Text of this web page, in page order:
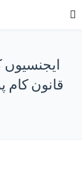
ایجنسیوں
قانون